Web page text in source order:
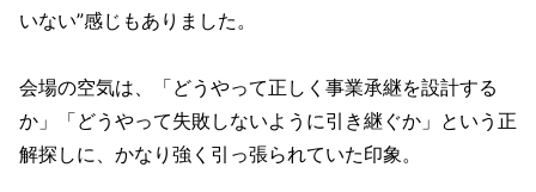
いない”感じもありました。
会場の空気は、「どうやって正しく事業承継を設計する
か」「どうやって失敗しないように引き継ぐか」という正
解探しに、かなり強く引っ張られていた印象。